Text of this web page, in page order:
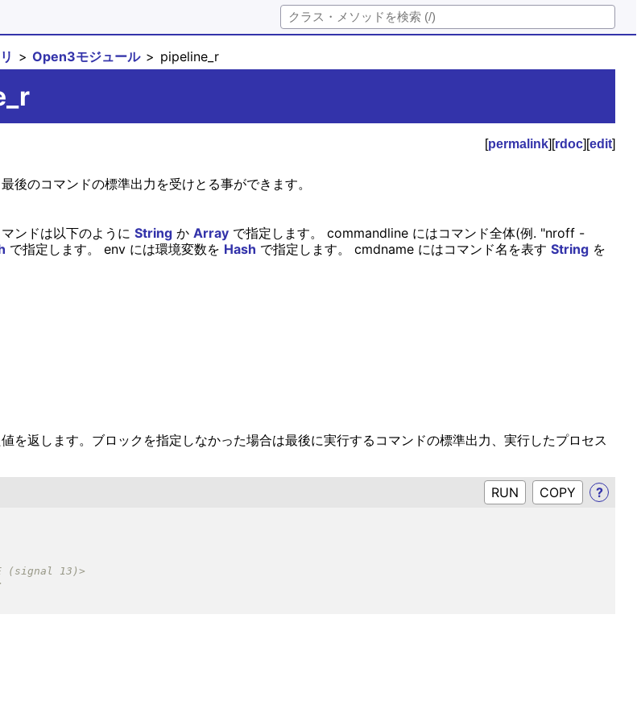
Open3モジュール pipeline_r
[permalink][rdoc][edit]
後のコマンドの標準出力を受けとる事ができます。
ンドは以下のように Stringか Arrayで指定します。 commandline にはコマンド全体(例. "nroff -
で指定します。 env には環境変数を Hash で指定します。 cmdname にはコマンド名を表す Stringを
を返します。ブロックを指定しなかった場合は最後に実行するコマンドの標準出力、実行したプロセス
RUN ?